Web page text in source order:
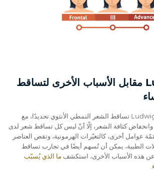
مقياس Ludwig مقابل الأسباب الأخرى لتساقط
في حين يُصنّف مقياس Ludwig تساقط الشعر النمطي الأنثوي تحديدًا، مع
وانخفاض كثافة الشعر، إلّا أنّ ليس كل تساقط شعر لدى
عوامل أخرى، كالتغيّرات الهرمونية، ونقص العناصر
الطبية، يمكن أن تُسهم أيضًا في تجارب تساقط
عن هذه الأسباب الأخرى، استكشف ما الذي يُسبّب